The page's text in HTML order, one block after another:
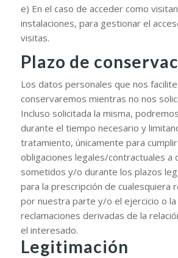
e) En el caso de acceder como
instalaciones, para gestionar el
visitas.
Plazo de
Los datos personales que nos
conservaremos mientras no nos
Incluso solicitada la misma,
durante el tiempo necesario y
tratamiento, únicamente para
obligaciones legales/contractuales a
sometidos y/o durante los plazos
para la prescripción de cualesquiera
por nuestra parte y/o el ejercicio o
reclamaciones derivadas de la
el interesado.
Legitimación